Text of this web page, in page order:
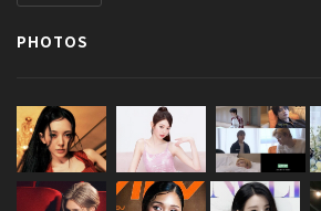
PHOTOS